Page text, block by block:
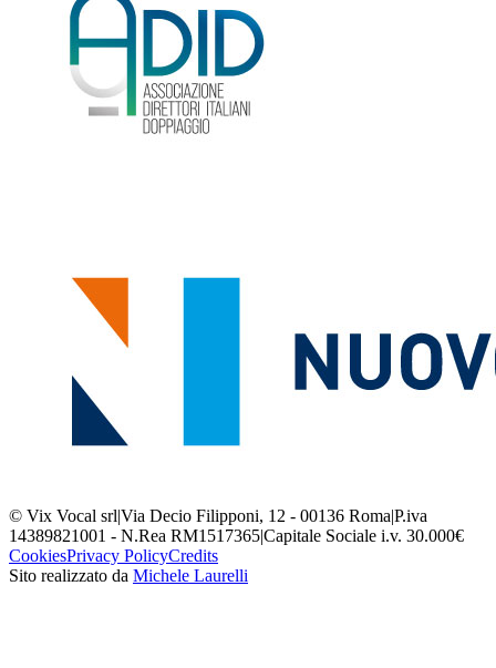
© Vix Vocal srl|Via Decio Filipponi, 12 - 00136 Roma|P.iva
14389821001 - N.Rea RM1517365|Capitale Sociale i.v. 30.000€
CookiesPrivacy PolicyCredits
Sito realizzato da Michele Laurelli